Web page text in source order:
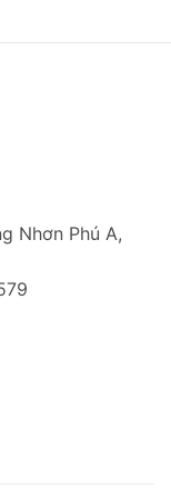
Nhơn Phú A,